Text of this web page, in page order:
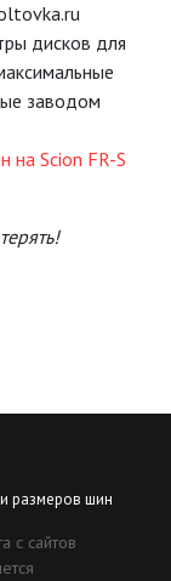
дисков для
заводом
на Scion FR-S
размеров шин
с сайтов